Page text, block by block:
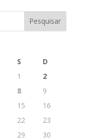
S
D
1
2
8
9
15
16
22
23
29
30